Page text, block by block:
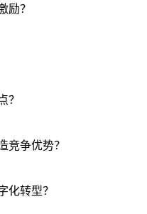
励？
？
竞争优势？
化转型？